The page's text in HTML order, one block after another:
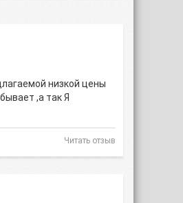
низкой цены
,а так Я
Читать отзыв